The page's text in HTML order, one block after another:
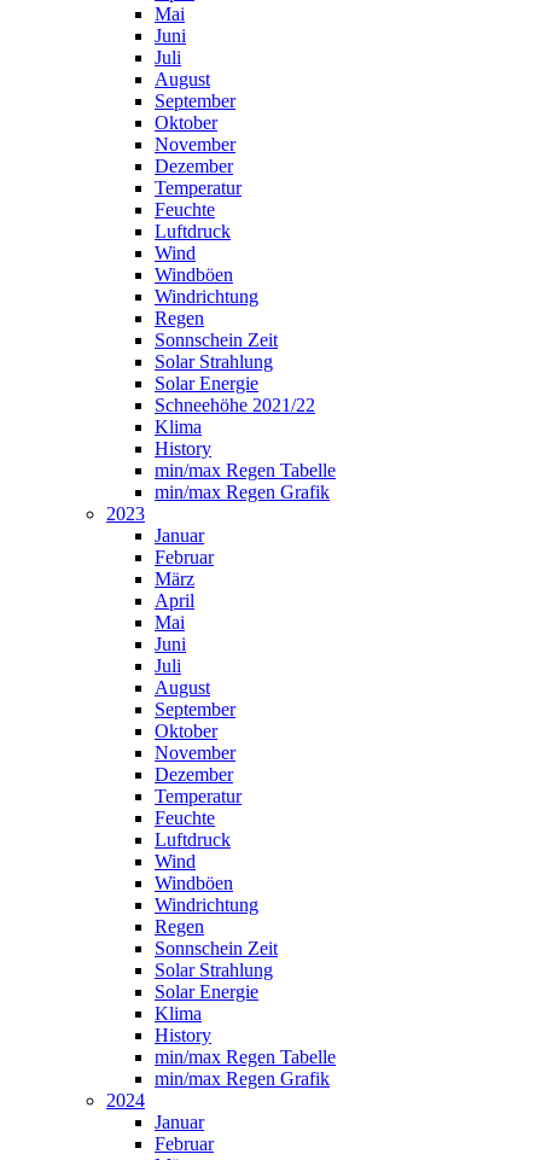
Mai
Juni
Juli
August
September
Oktober
November
Dezember
Temperatur
Feuchte
Luftdruck
Wind
Windböen
Windrichtung
Regen
Sonnschein Zeit
Solar Strahlung
Solar Energie
Schneehöhe 2021/22
Klima
History
min/max Regen Tabelle
min/max Regen Grafik
2023
Januar
Februar
März
April
Mai
Juni
Juli
August
September
Oktober
November
Dezember
Temperatur
Feuchte
Luftdruck
Wind
Windböen
Windrichtung
Regen
Sonnschein Zeit
Solar Strahlung
Solar Energie
Klima
History
min/max Regen Tabelle
min/max Regen Grafik
2024
Januar
Februar